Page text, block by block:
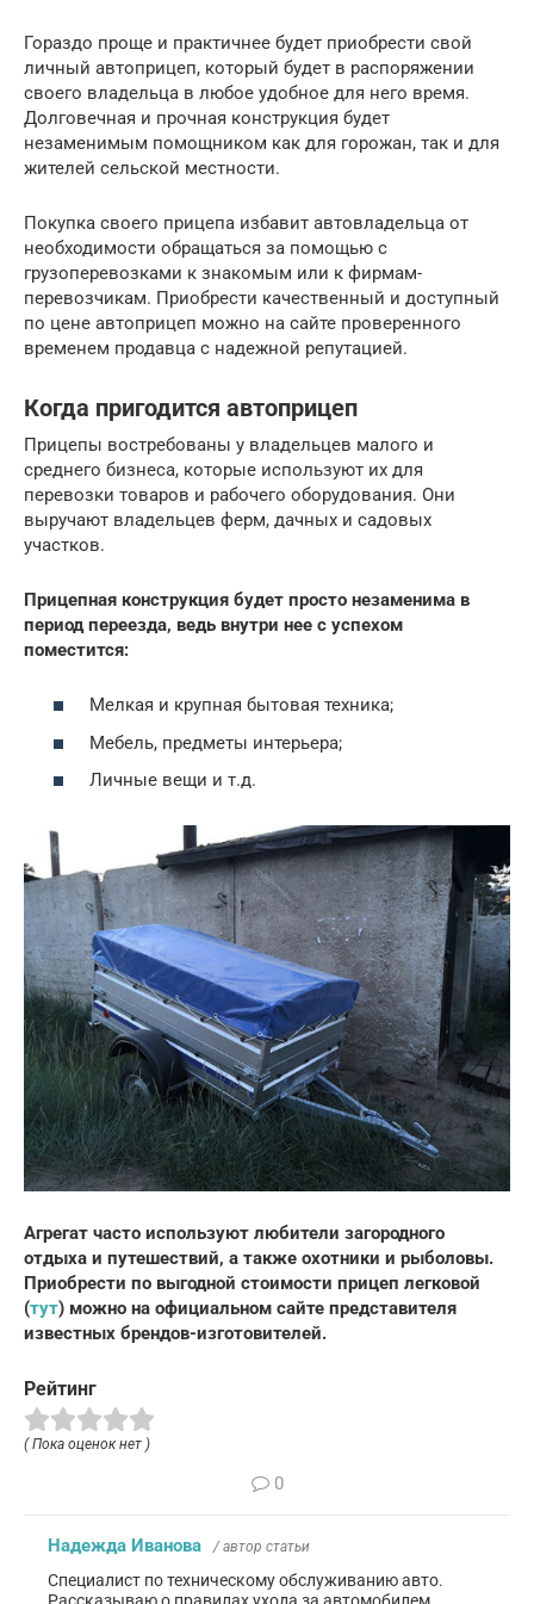
Гораздо проще и практичнее будет приобрести свой
личный автоприцеп, который будет в распоряжении
своего владельца в любое удобное для него время.
Долговечная и прочная конструкция будет
незаменимым помощником как для горожан, так и для
жителей сельской местности.
Покупка своего прицепа избавит автовладельца от
необходимости обращаться за помощью с
грузоперевозками к знакомым или к фирмам-
перевозчикам. Приобрести качественный и доступный
по цене автоприцеп можно на сайте проверенного
временем продавца с надежной репутацией.
Когда пригодится автоприцеп
Прицепы востребованы у владельцев малого и
среднего бизнеса, которые используют их для
перевозки товаров и рабочего оборудования. Они
выручают владельцев ферм, дачных и садовых
участков.
Прицепная конструкция будет просто незаменима в
период переезда, ведь внутри нее с успехом
поместится:
Мелкая и крупная бытовая техника;
Мебель, предметы интерьера;
Личные вещи и т.д.
Агрегат часто используют любители загородного
отдыха и путешествий, а также охотники и рыболовы.
Приобрести по выгодной стоимости прицеп легковой
(тут) можно на официальном сайте представителя
известных брендов-изготовителей.
Рейтинг
( Пока оценок нет )
0
Надежда Иванова / автор статьи
Специалист по техническому обслуживанию авто.